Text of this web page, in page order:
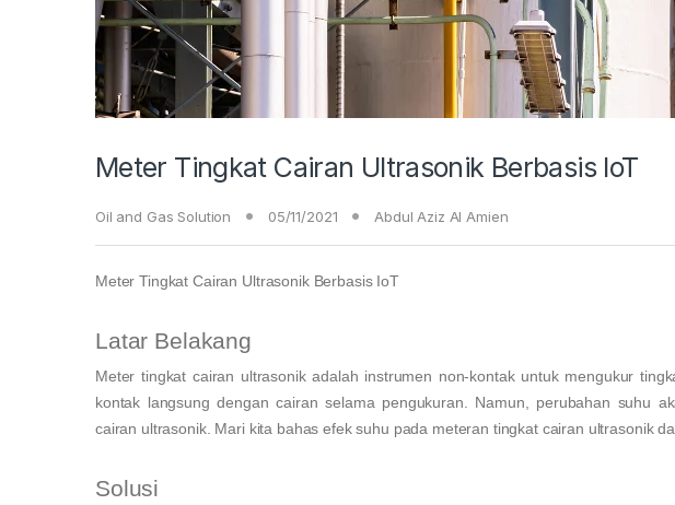
Meter Tingkat Cairan Ultrasonik Berbasis IoT
Oil and Gas Solution 05/11/2021 Abdul Aziz Al Amien
Meter Tingkat Cairan Ultrasonik Berbasis IoT
Latar Belakang
Meter tingkat cairan ultrasonik adalah instrumen non-kontak untuk mengukur
kontak langsung dengan cairan selama pengukuran. Namun, perubahan suhu
cairan ultrasonik. Mari kita bahas efek suhu pada meteran tingkat cairan ultrasonik
Solusi